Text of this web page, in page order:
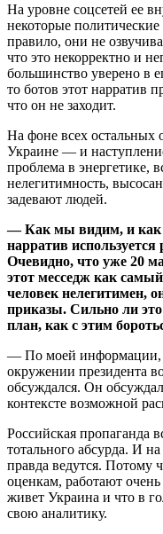
На уровне соцсетей ее
некоторые
правило, они не
что это некорректно и
большинство уверено в
то ботов этот нарратив
что он не заходит.
На фоне всех остальных
Украине — и
проблема в энергетике,
нелегитимность,
задевают людей.
— Как мы видим, и как
нарратив используется
Очевидно, что уже 20
этот месседж как
человек нелегитимен,
приказы. Сильно ли
план, как с этим
— По моей информации, я
окружении президента
обсуждался. Он
контексте возможной
Российская пропаганда
тотального абсурда. И
правда ведутся. Потому
оценкам, работают
живет Украина и что в
свою аналитику.